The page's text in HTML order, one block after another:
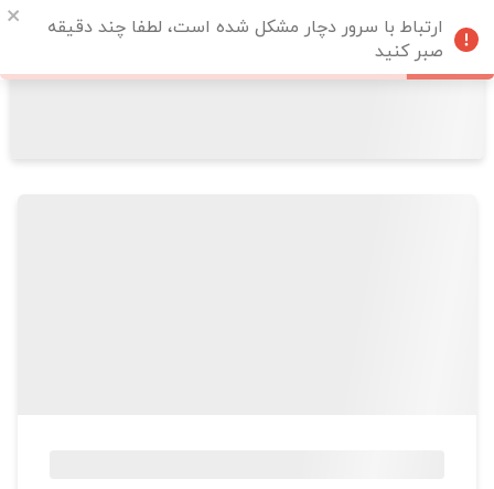
ارتباط با سرور دچار مشکل شده است، لطفا چند دقیقه
صبر کنید